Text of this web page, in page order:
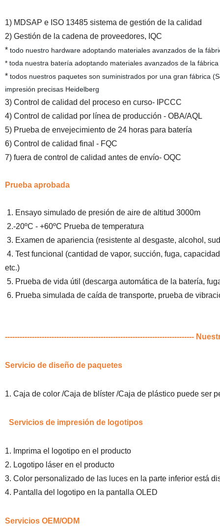
1) MDSAP e ISO 13485 sistema de gestión de la calidad
2) Gestión de la cadena de proveedores, IQC
*todo nuestro hardware adoptando materiales avanzados de la
* toda nuestra batería adoptando materiales avanzados de la
*todos nuestros paquetes son suministrados por una gran fábrica
impresión precisas Heidelberg
3) Control de calidad del proceso en curso- IPCCC
4) Control de calidad por línea de producción - OBA/AQL
5) Prueba de envejecimiento de 24 horas para batería
6) Control de calidad final - FQC
7) fuera de control de calidad antes de envío- OQC
Prueba aprobada
1. Ensayo simulado de presión de aire de altitud 3000m
2.-20ºC - +60ºC Prueba de temperatura
3. Examen de apariencia (resistente al desgaste, alcohol,
4. Test funcional (cantidad de vapor, succión, fuga,
etc.)
5. Prueba de vida útil (descarga automática de la batería,
6. Prueba simulada de caída de transporte, prueba de
-----------------------------------------------------------------------------
Servicio de diseño de paquetes
1. Caja de color /Caja de blíster /Caja de plástico puede ser
Servicios de impresión de logotipos
1. Imprima el logotipo en el producto
2. Logotipo láser en el producto
3. Color personalizado de las luces en la parte inferior está
4. Pantalla del logotipo en la pantalla OLED
Servicios OEM/ODM